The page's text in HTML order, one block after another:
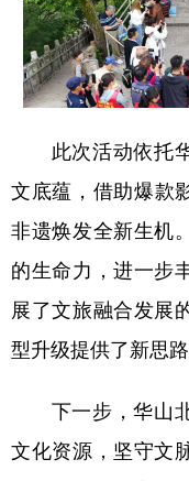
此次活动依托华
文底蕴，借助爆款
非遗焕发全新生机
的生命力，进一步
展了文旅融合发展
型升级提供了新思路
下一步，华山北
文化资源，坚守文